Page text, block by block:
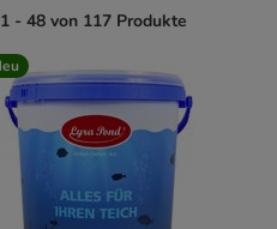
1 - 48 von 117 Produkte
product items have been changed